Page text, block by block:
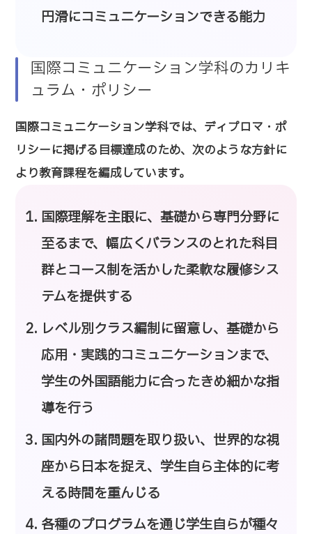
円滑にコミュニケーションできる能力
国際コミュニケーション学科のカリキ
ュラム・ポリシー
国際コミュニケーション学科では、ディプロマ・ポ
リシーに掲げる目標達成のため、次のような方針に
より教育課程を編成しています。
国際理解を主眼に、基礎から専門分野に
至るまで、幅広くバランスのとれた科目
群とコース制を活かした柔軟な履修シス
テムを提供する
レベル別クラス編制に留意し、基礎から
応用・実践的コミュニケーションまで、
学生の外国語能力に合ったきめ細かな指
導を行う
国内外の諸問題を取り扱い、世界的な視
座から日本を捉え、学生自ら主体的に考
える時間を重んじる
各種のプログラムを通じ学生自らが種々